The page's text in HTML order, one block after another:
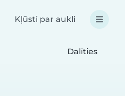
Kļūsti par aukli
Dalīties